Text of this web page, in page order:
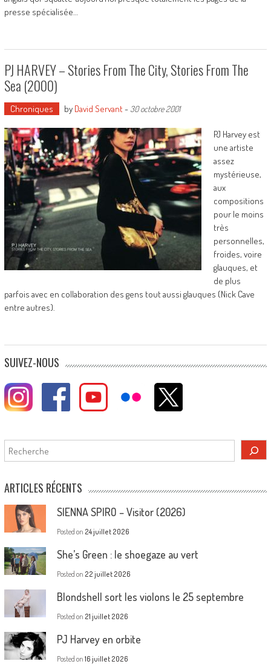
presse spécialisée…
PJ HARVEY – Stories From The City, Stories From The
Sea (2000)
Chroniques by David Servant- 30 octobre 2001
PJ Harvey est
une artiste
assez
mystérieuse,
aux
compositions
pour le moins
très
personnelles,
froides, voire
glauques, et
de plus
parfois avec en collaboration des gens tout aussi glauques (Nick Cave
entre autres).
SUIVEZ-NOUS
Rechercher
ARTICLES RÉCENTS
SIENNA SPIRO – Visitor (2026)
Posted on 24 juillet 2026
She’s Green : le shoegaze au vert
Posted on 22 juillet 2026
Blondshell sort les violons le 25 septembre
Posted on 21 juillet 2026
PJ Harvey en orbite
Posted on 16 juillet 2026